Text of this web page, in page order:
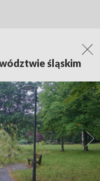
śląskim